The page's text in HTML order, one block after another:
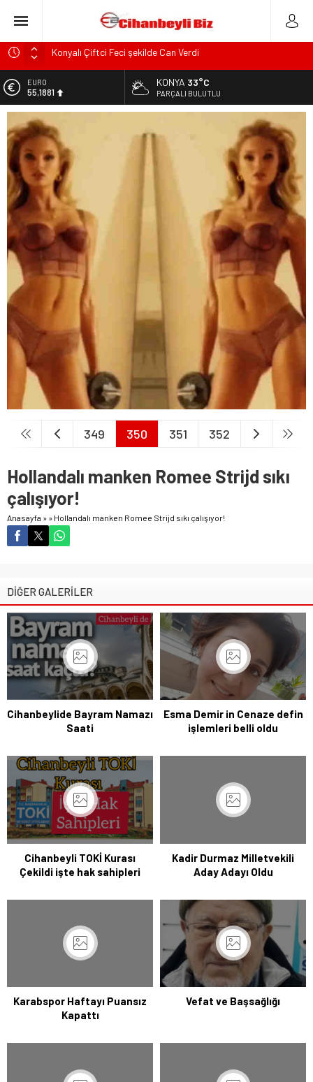
Konyalı Çiftci Feci şekilde Can Verdi
Konya’da araçta oksijen tüpünün patlaması sonucu hayatını
kaybeden biri bebek 2 kişi ile yaralanan 2 kişinin kimlikleri
KULU’DA HAFİF TİCARİ ARAÇ TAKLA ATTI: 2’Sİ ÇOCUK, 3
YARALI
Trafik Kazasinda Yaralanmıştı, Tedavi gördüğü Hastanede
Hayatını Kaybetti
Başkan Adayı Kemal Tekin Sahada Ziyaretlerini
Yoğunlaştırdı
ALTIN
6.660,55
BİST
13.779,39
DOLAR
47,7111
EURO
55,1881
KONYA 33°C
PARÇALI BULUTLU
349 350 351 352
Hollandalı manken Romee Strijd sıkı
çalışıyor!
Anasayfa » » Hollandalı manken Romee Strijd sıkı çalışıyor!
DİĞER GALERİLER
Cihanbeylide Bayram Namazı
Saati
Esma Demir in Cenaze defin
işlemleri belli oldu
Cihanbeyli TOKİ Kurası
Çekildi işte hak sahipleri
Kadir Durmaz Milletvekili
Aday Adayı Oldu
Karabspor Haftayı Puansız
Kapattı
Vefat ve Başsağlığı